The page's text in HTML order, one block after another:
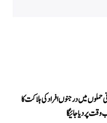
حملوں میں درجنوں افراد کی ہلاکت کا
پر دیا جائیگا